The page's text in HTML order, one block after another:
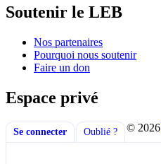
Soutenir le LEB
Nos partenaires
Pourquoi nous soutenir
Faire un don
Espace privé
Se connecter Oublié ? © 2026